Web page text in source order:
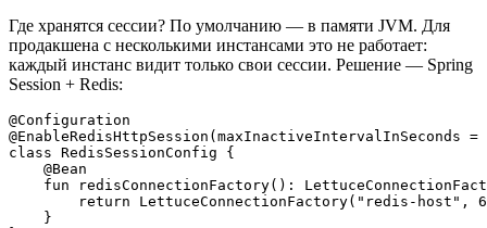
Где хранятся сессии? По умолчанию — в памяти JVM. Для
продакшена с несколькими инстансами это не работает:
каждый инстанс видит только свои сессии. Решение — Spring
Session + Redis:
@Configuration
@EnableRedisHttpSession(maxInactiveIntervalInSeconds
class RedisSessionConfig {
    @Bean
fun redisConnectionFactory():
return LettuceConnectionFactory("redis-host",
    }